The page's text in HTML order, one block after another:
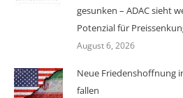
gesunken – ADAC sieht
Potenzial für
August 6, 2026
Neue Friedenshoffnung
fallen